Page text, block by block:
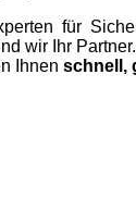
für
wir Ihr
Ihnen schnell,